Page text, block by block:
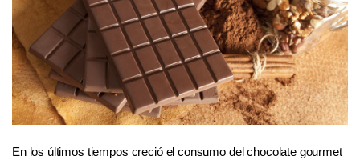
En los últimos tiempos creció el consumo del chocolate gourmet